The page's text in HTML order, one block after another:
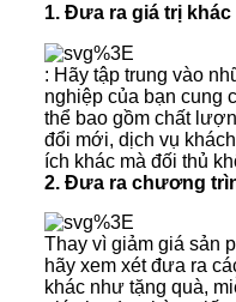
1. Đưa ra giá trị khác
: Hãy tập trung vào
nghiệp của bạn cung
thể bao gồm chất
đổi mới, dịch vụ
ích khác mà đối thủ
2. Đưa ra chương
Thay vì giảm giá sản
hãy xem xét đưa ra
khác như tặng quà,